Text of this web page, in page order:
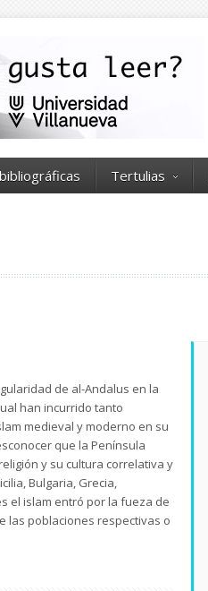
Tertulias
de al-Andalus en la
han incurrido tanto
medieval y moderno en su
que la Península
y su cultura correlativa y
Bulgaria, Grecia,
el islam entró por la fueza de
las poblaciones respectivas o